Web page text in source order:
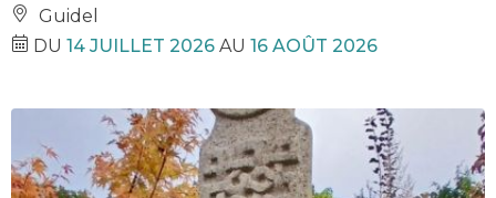
Guidel
DU 14 JUILLET 2026 AU 16 AOÛT 2026